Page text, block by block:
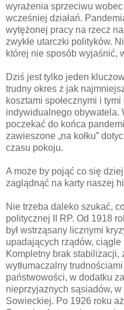
wyrażenia sprzeciwu
wcześniej działań.
wytężonej pracy na rzecz
zwykłe utarczki polityków.
której nie sposób wyjaśnić,
Dziś jest tylko jeden
trudny okres z jak
kosztami społecznymi i
indywidualnego obywatela.
poczekać do końca
zawieszone „na kołku”
czasu pokoju.
A może by pojąć co się
zaglądnąć na karty naszej
Nie trzeba daleko szukać,
politycznej II RP. Od 1918
był wstrząsany licznymi
upadających rządów,
Kompletny brak stabilizacji,
wytłumaczalny
państwowości, w dodatku
nieprzyjaznych sąsiadów,
Sowieckiej. Po 1926 roku